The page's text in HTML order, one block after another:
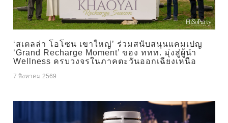
‘สเตลล่า โอโซน เขาใหญ่’ ร่วมสนับสนุนแคมเปญ
‘Grand Recharge Moment’ ของ ททท. มุ่งสู่ผู้นำ
Wellness ครบวงจรในภาคตะวันออกเฉียงเหนือ
7 สิงหาคม 2569